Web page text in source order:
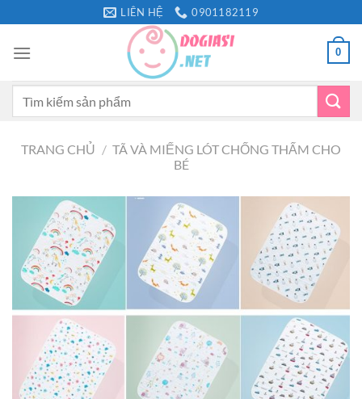
qua
nội
LIÊN HỆ 0901182119
0
TRANG CHỦ / TÃ VÀ MIẾNG LÓT CHỐNG THẤM CHO
BÉ